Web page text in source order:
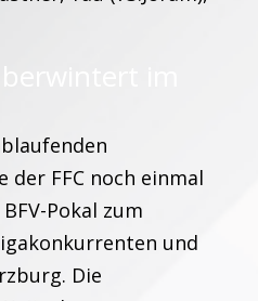
im
der FFC noch einmal
Pokal zum
und
Die